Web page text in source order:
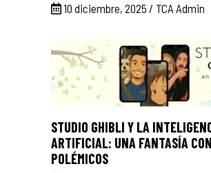
10 diciembre, 2025 TCA Admin
STUDIO GHIBLI Y LA
ARTIFICIAL: UNA FANTASÍA
POLÉMICOS